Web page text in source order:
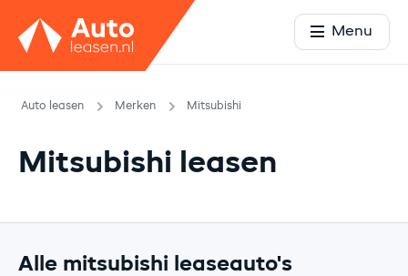
Menu
Auto leasen Merken Mitsubishi
Mitsubishi leasen
Alle mitsubishi leaseauto's